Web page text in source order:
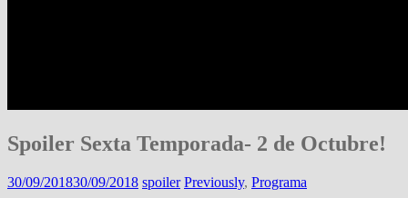
Spoiler Sexta Temporada- 2 de Octubre!
30/09/201830/09/2018 spoiler Previously, Programa